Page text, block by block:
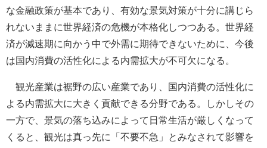
な金融政策が基本であり、有効な景気対策が十分に講じら
れないままに世界経済の危機が本格化しつつある。世界経
済が減速期に向かう中で外需に期待できないために、今後
は国内消費の活性化による内需拡大が不可欠になる。
観光産業は裾野の広い産業であり、国内消費の活性化に
よる内需拡大に大きく貢献できる分野である。しかしその
一方で、景気の落ち込みによって日常生活が厳しくなって
くると、観光は真っ先に「不要不急」とみなされて影響を